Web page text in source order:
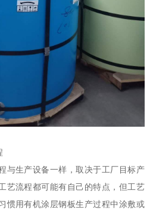
与生产设备一样，取决于工厂目标产
艺流程都可能有自己的特点，但工艺
惯用有机涂层钢板生产过程中涂敷或